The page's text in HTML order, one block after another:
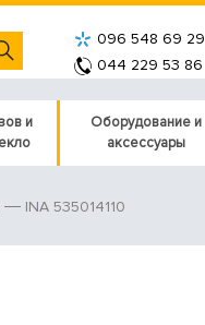
096 548 69 29
044 229 53 86
и
Оборудование и
аксессуары
INA 535014110